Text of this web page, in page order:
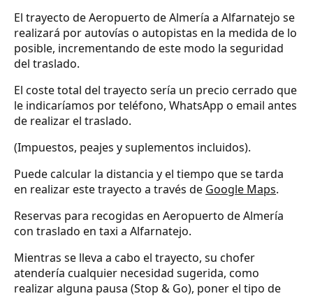
El trayecto de Aeropuerto de Almería a Alfarnatejo se
realizará por autovías o autopistas en la medida de lo
posible, incrementando de este modo la seguridad
del traslado.
El coste total del trayecto sería un precio cerrado que
le indicaríamos por teléfono, WhatsApp o email antes
de realizar el traslado.
(Impuestos, peajes y suplementos incluidos).
Puede calcular la distancia y el tiempo que se tarda
en realizar este trayecto a través de Google Maps.
Reservas para recogidas en Aeropuerto de Almería
con traslado en taxi a Alfarnatejo.
Mientras se lleva a cabo el trayecto, su chofer
atendería cualquier necesidad sugerida, como
realizar alguna pausa (Stop & Go), poner el tipo de